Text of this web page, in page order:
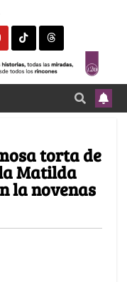
torta de
Matilda
la novenas